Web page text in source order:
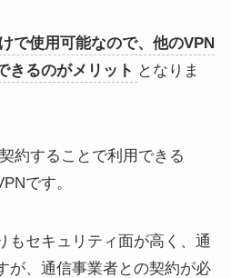
で使用可能なので、他のVPN
きるのがメリット となりま
約することで利用できる
です。
もセキュリティ面が高く、通
が、通信事業者との契約が必